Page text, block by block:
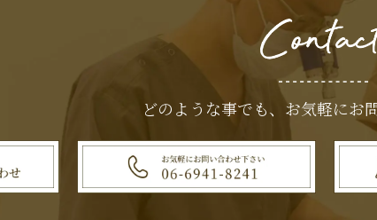
どのような事でも、 お気軽にお